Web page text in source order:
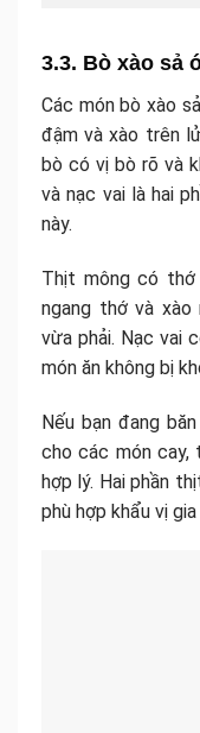
3.3. Bò xào sả
Các món bò xào
đậm và xào trên
bò có vị bò rõ và
và nạc vai là hai
này.
Thịt mông có
ngang thớ và
vừa phải. Nạc vai
món ăn không bị
Nếu bạn đang
cho các món cay,
hợp lý. Hai phần
phù hợp khẩu vị